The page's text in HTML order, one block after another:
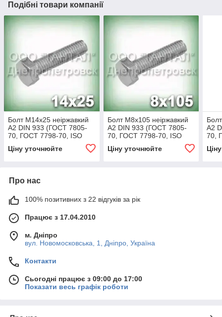
Подібні товари компанії
Болт М14х25 неіржавкий
А2 DIN 933 (ГОСТ 7805-
70, ГОСТ 7798-70, ISO
Ціну уточнюйте
Болт М8х105 неіржавкий
А2 DIN 933 (ГОСТ 7805-
70, ГОСТ 7798-70, ISO
Ціну уточнюйте
А2
70,
Про нас
100% позитивних з 22 відгуків за рік
Працює з 17.04.2010
м. Дніпро
вул. Новомосковська, 1, Дніпро, Україна
Контакти
Сьогодні працює з 09:00 до 17:00
Показати весь графік роботи